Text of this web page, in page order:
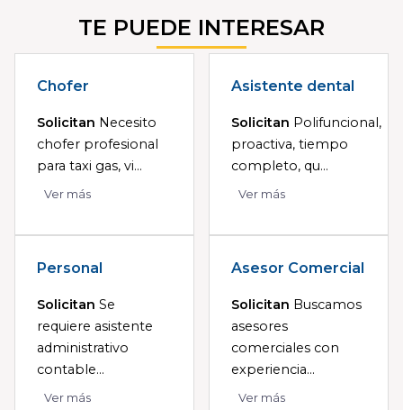
TE PUEDE INTERESAR
Chofer
Solicitan Necesito
chofer profesional
para taxi gas, vi...
Ver más
Asistente dental
Solicitan Polifuncional,
proactiva, tiempo
completo, qu...
Ver más
Personal
Solicitan Se
requiere asistente
administrativo
contable...
Ver más
Asesor Comercial
Solicitan Buscamos
asesores
comerciales con
experiencia...
Ver más